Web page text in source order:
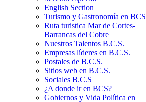
English Section
Turismo y Gastronomía en BCS
Ruta turistica Mar de Cortes-
Barrancas del Cobre
Nuestros Talentos B.C.S.
Empresas líderes en B.C.S.
Postales de B.C.S.
Sitios web en B.C.S.
Sociales B.C.S
¿A donde ir en BCS?
Gobiernos y Vida Política en